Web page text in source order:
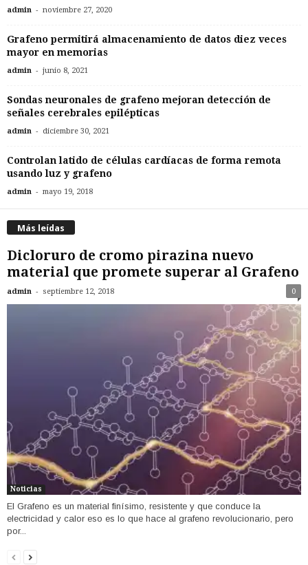
admin - noviembre 27, 2020
Grafeno permitirá almacenamiento de datos diez veces
mayor en memorias
admin - junio 8, 2021
Sondas neuronales de grafeno mejoran detección de
señales cerebrales epilépticas
admin - diciembre 30, 2021
Controlan latido de células cardíacas de forma remota
usando luz y grafeno
admin - mayo 19, 2018
Más leídas
Dicloruro de cromo pirazina nuevo
material que promete superar al Grafeno
admin - septiembre 12, 2018 0
Noticias
El Grafeno es un material finísimo, resistente y que conduce la
electricidad y calor eso es lo que hace al grafeno revolucionario, pero
por...